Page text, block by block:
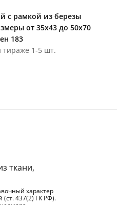
с рамкой из березы
от 35х43 до 50х70
183
тираже 1-5 шт.
ткани,
характер
(ст. 437(2) ГК РФ).